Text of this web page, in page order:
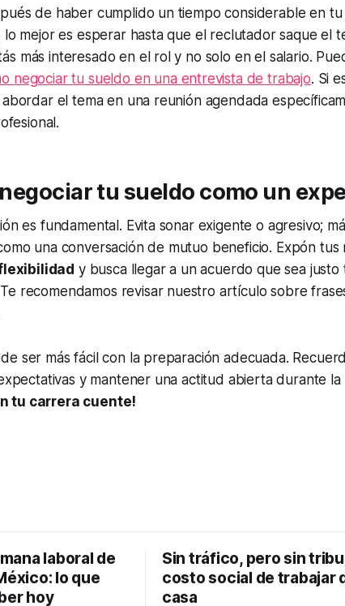
de haber cumplido un tiempo considerable en tu
mejor es esperar hasta que el reclutador saque el
más interesado en el rol y no solo en el salario.
negociar tu sueldo en una entrevista de trabajo. Si
el tema en una reunión agendada
tu sueldo como un
es fundamental. Evita sonar exigente o agresivo;
una conversación de mutuo beneficio. Expón tus
y busca llegar a un acuerdo que sea justo
recomendamos revisar nuestro artículo sobre
ser más fácil con la preparación adecuada.
y mantener una actitud abierta durante la
tu carrera cuente!
laboral de
lo que
hoy
Sin tráfico, pero sin
costo social de trabajar
casa